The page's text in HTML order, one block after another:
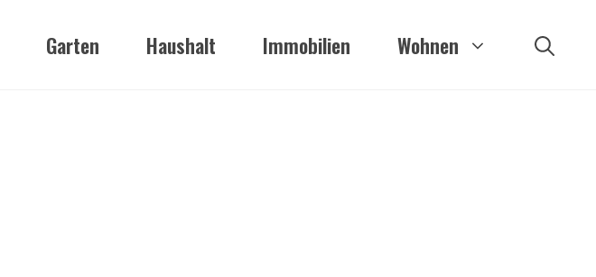
Garten Haushalt Immobilien Wohnen